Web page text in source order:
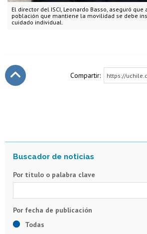
El director del ISCI, Leonardo Basso, aseguró
población que mantiene la movilidad se debe
cuidado individual.
Compartir: https://
Por título o palabra clave
Todas